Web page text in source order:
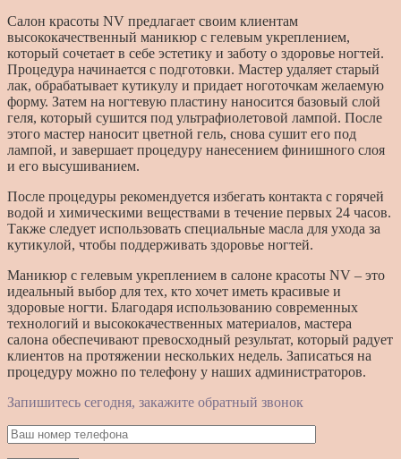
Салон красоты NV предлагает своим клиентам
высококачественный маникюр с гелевым укреплением,
который сочетает в себе эстетику и заботу о здоровье ногтей.
Процедура начинается с подготовки. Мастер удаляет старый
лак, обрабатывает кутикулу и придает ноготочкам желаемую
форму. Затем на ногтевую пластину наносится базовый слой
геля, который сушится под ультрафиолетовой лампой. После
этого мастер наносит цветной гель, снова сушит его под
лампой, и завершает процедуру нанесением финишного слоя
и его высушиванием.
После процедуры рекомендуется избегать контакта с горячей
водой и химическими веществами в течение первых 24 часов.
Также следует использовать специальные масла для ухода за
кутикулой, чтобы поддерживать здоровье ногтей.
Маникюр с гелевым укреплением в салоне красоты NV – это
идеальный выбор для тех, кто хочет иметь красивые и
здоровые ногти. Благодаря использованию современных
технологий и высококачественных материалов, мастера
салона обеспечивают превосходный результат, который радует
клиентов на протяжении нескольких недель. Записаться на
процедуру можно по телефону у наших администраторов.
Запишитесь сегодня, закажите обратный звонок